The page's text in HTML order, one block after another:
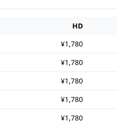
HD
¥1,780
¥1,780
¥1,780
¥1,780
¥1,780